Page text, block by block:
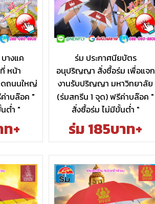
างแค
หน้า
ดถนนใหญ่
าบล๊อค "
ต่ำ "
+
ร่ม ประกาศนียบัตร
อนุปริญญา สั่งซื้อร่ม เพื่อแจก
งานรับปริญญา มหาวิทยาลัย
(ร่มสกรีน 1 จุด) ฟรีค่าบล๊อค "
สั่งซื้อร่ม ไม่มีขั้นต่ำ "
ร่ม 185บาท+